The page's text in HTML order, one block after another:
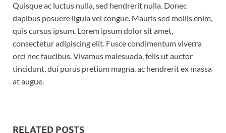
Quisque ac luctus nulla, sed hendrerit nulla. Donec
dapibus posuere ligula vel congue. Mauris sed mollis enim,
quis cursus ipsum. Lorem ipsum dolor sit amet,
consectetur adipiscing elit. Fusce condimentum viverra
orci nec faucibus. Vivamus malesuada, felis ut auctor
tincidunt, dui purus pretium magna, ac hendrerit ex massa
at augue.
RELATED POSTS